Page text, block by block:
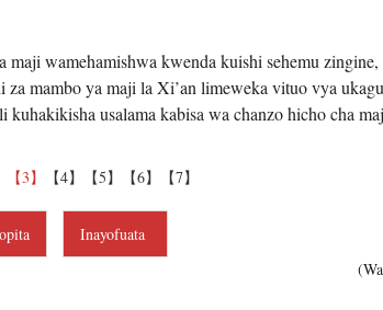
wamehamishwa kwenda kuishi sehemu zingine,
mambo ya maji la Xi’an limeweka vituo vya
usalama kabisa wa chanzo hicho cha
【3】 【4】 【5】 【6】 【7】
Inayofuata